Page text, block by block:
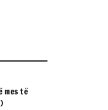
mes të